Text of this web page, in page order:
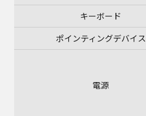
キーボード
ポインティングデバイス
電源